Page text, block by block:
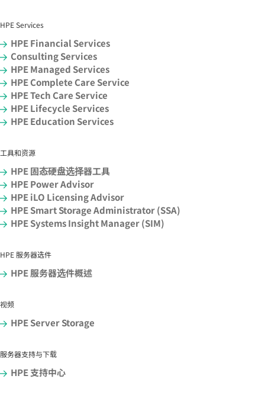
HPE Services
HPE Financial Services
Consulting Services
HPE Managed Services
HPE Complete Care Service
HPE Tech Care Service
HPE Lifecycle Services
HPE Education Services
工具和资源
HPE 固态硬盘选择器工具
HPE Power Advisor
HPE iLO Licensing Advisor
HPE Smart Storage Administrator (SSA)
HPE Systems Insight Manager (SIM)
HPE 服务器选件
HPE 服务器选件概述
视频
HPE Server Storage
服务器支持与下载
HPE 支持中心